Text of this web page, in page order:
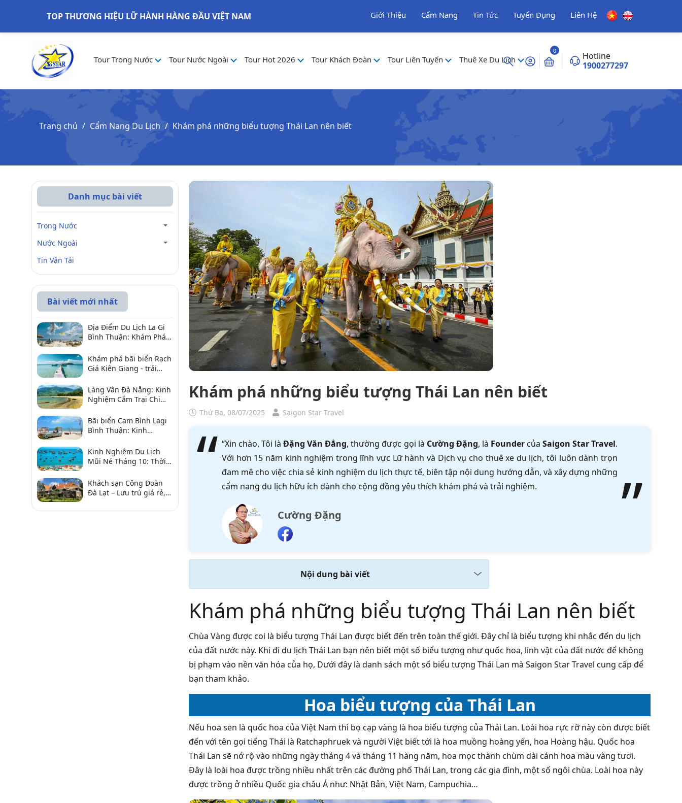
TOP THƯƠNG HIỆU LỮ HÀNH HÀNG ĐẦU VIỆT NAM Giới Thiệu Cẩm Nang Tin Tức Tuyển Dụng Liên Hệ
Tour Trong Nước Tour Nước Ngoài Tour Hot 2026 Tour Khách Đoàn Tour Liên Tuyến Thuê Xe Du Lịch
0
Hotline
1900277297
Trang chủ Cẩm Nang Du Lịch Khám phá những biểu tượng Thái Lan nên biết
Khám phá những biểu tượng Thái Lan nên biết
Thứ Ba, 08/07/2025 Saigon Star Travel
“Xin chào, Tôi làĐặng Văn Đẳng, thường được gọi là Cường Đặng, là Foundercủa Saigon Star Travel.
Với hơn 15 năm kinh nghiệm trong lĩnh vực Lữ hành và Dịch vụ cho thuê xe du lịch, tôi luôn dành trọn
đam mê cho việc chia sẻ kinh nghiệm du lịch thực tế, biên tập nội dung hướng dẫn, và xây dựng những
cẩm nang du lịch hữu ích dành cho cộng đồng yêu thích khám phá và trải nghiệm.
Cường Đặng
Nội dung bài viết
Khám phá những biểu tượng Thái Lan nên biết
Chùa Vàng được coi là biểu tượng Thái Lan được biết đến trên toàn thế giới. Đây chỉ là biểu tượng khi nhắc đến du lịch
của đất nước này. Khi đi du lịch Thái Lan bạn nên biết một số biểu tượng như quốc hoa, linh vật của đất nước để không
bị phạm vào nền văn hóa của họ, Dưới đây là danh sách một số biểu tượng Thái Lan mà Saigon Star Travel cung cấp để
bạn tham khảo.
Hoa biểu tượng của Thái Lan
Nếu hoa sen là quốc hoa của Việt Nam thì bọ cạp vàng là hoa biểu tượng của Thái Lan. Loài hoa rực rỡ này còn được biết
đến với tên gọi tiếng Thái là Ratchaphruek và người Việt biết tới là hoa muồng hoàng yến, hoa Hoàng hậu. Quốc hoa
Thái Lan sẽ nở rộ vào những ngày tháng 4 và tháng 11 hàng năm, hoa mọc thành chùm dài cánh hoa màu vàng tươi.
Đây là loài hoa được trồng nhiều nhất trên các đường phố Thái Lan, trong các gia đình, một số ngôi chùa. Loài hoa này
được trồng ở nhiều Quốc gia châu Á như: Nhật Bản, Việt Nam, Campuchia…
Danh mục bài viết
Trong Nước
Nước Ngoài
Tin Vận Tải
Bài viết mới nhất
Địa Điểm Du Lịch La Gi
Bình Thuận: Khám Phá 6
2026
Khám phá bãi biển Rạch
Giá Kiên Giang - trải
Làng Vân Đà Nẵng: Kinh
Nghiệm Cắm Trại Chi
Bãi biển Cam Bình Lagi
Bình Thuận: Kinh
sản, điểm gần
Kinh Nghiệm Du Lịch
Mũi Né Tháng 10: Thời
Khách sạn Công Đoàn
Đà Lạt – Lưu trú giá rẻ,
Hương